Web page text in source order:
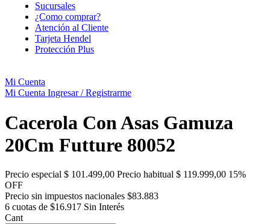
Sucursales
¿Como comprar?
Atención al Cliente
Tarjeta Hendel
Protección Plus
Mi Cuenta
Mi Cuenta Ingresar / Registrarme
Cacerola Con Asas Gamuza
20Cm Futture 80052
Precio especial $ 101.499,00 Precio habitual $ 119.999,00 15%
OFF
Precio sin impuestos nacionales $83.883
6 cuotas de $16.917 Sin Interés
Cant